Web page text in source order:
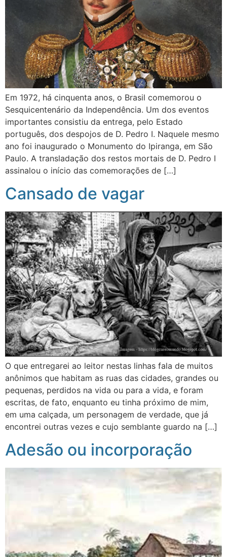
Em 1972, há cinquenta anos, o Brasil comemorou o
Sesquicentenário da Independência. Um dos eventos
importantes consistiu da entrega, pelo Estado
português, dos despojos de D. Pedro I. Naquele mesmo
ano foi inaugurado o Monumento do Ipiranga, em São
Paulo. A transladação dos restos mortais de D. Pedro I
assinalou o início das comemorações de […]
Cansado de vagar
O que entregarei ao leitor nestas linhas fala de muitos
anônimos que habitam as ruas das cidades, grandes ou
pequenas, perdidos na vida ou para a vida, e foram
escritas, de fato, enquanto eu tinha próximo de mim,
em uma calçada, um personagem de verdade, que já
encontrei outras vezes e cujo semblante guardo na […]
Adesão ou incorporação